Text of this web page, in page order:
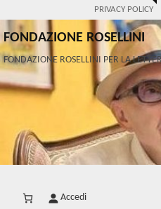
PRIVACY POLICY
FONDAZIONE ROSELLINI
FONDAZIONE ROSELLINI PER LA
Accedi